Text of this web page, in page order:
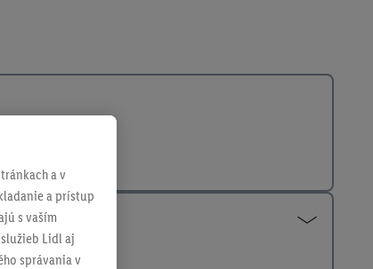
a v
a prístup
s vaším
Lidl aj
správania v